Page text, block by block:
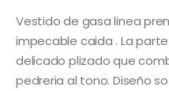
Vestido de gasa linea
impecable caida . La
delicado plizado que
pedreria al tono. Diseño